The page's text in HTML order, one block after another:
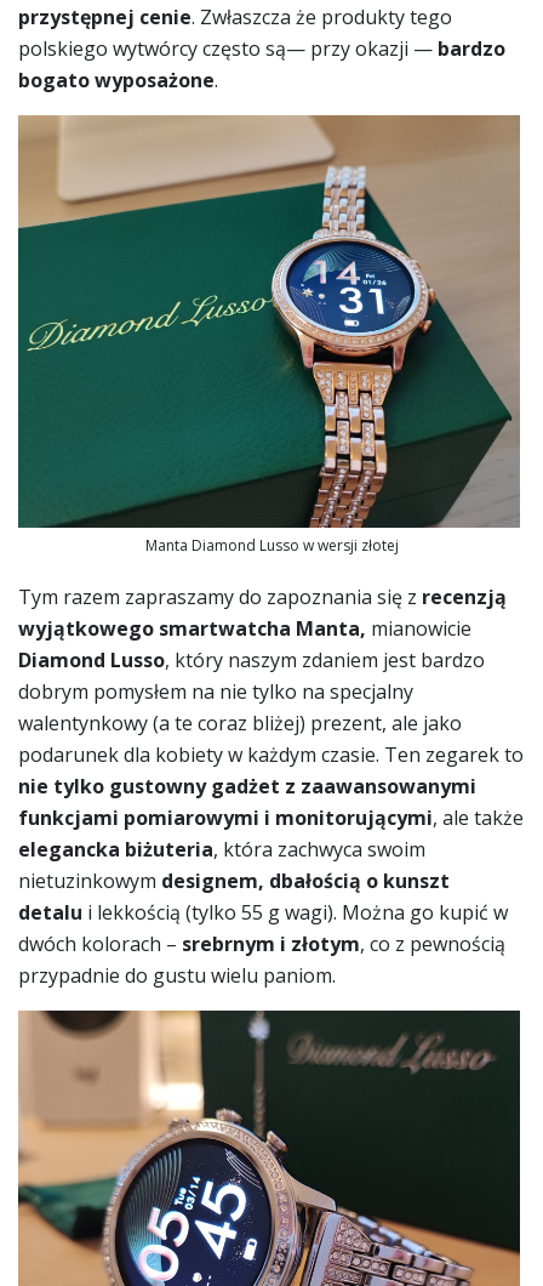
przystępnej cenie. Zwłaszcza że produkty tego
polskiego wytwórcy często są— przy okazji — bardzo
bogato wyposażone.
Manta Diamond Lusso w wersji złotej
Tym razem zapraszamy do zapoznania się z recenzją
wyjątkowego smartwatcha Manta, mianowicie
Diamond Lusso, który naszym zdaniem jest bardzo
dobrym pomysłem na nie tylko na specjalny
walentynkowy (a te coraz bliżej) prezent, ale jako
podarunek dla kobiety w każdym czasie. Ten zegarek to
nie tylko gustowny gadżet z zaawansowanymi
funkcjami pomiarowymi i monitorującymi, ale także
elegancka biżuteria, która zachwyca swoim
nietuzinkowym designem, dbałością o kunszt
detalu i lekkością (tylko 55 g wagi). Można go kupić w
dwóch kolorach – srebrnym i złotym, co z pewnością
przypadnie do gustu wielu paniom.